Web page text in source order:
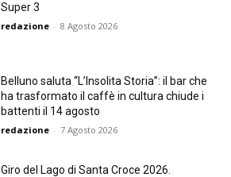
Super 3
redazione - 8 Agosto 2026
Belluno saluta “L’Insolita Storia”: il bar che
ha trasformato il caffè in cultura chiude i
battenti il 14 agosto
redazione - 7 Agosto 2026
Giro del Lago di Santa Croce 2026.